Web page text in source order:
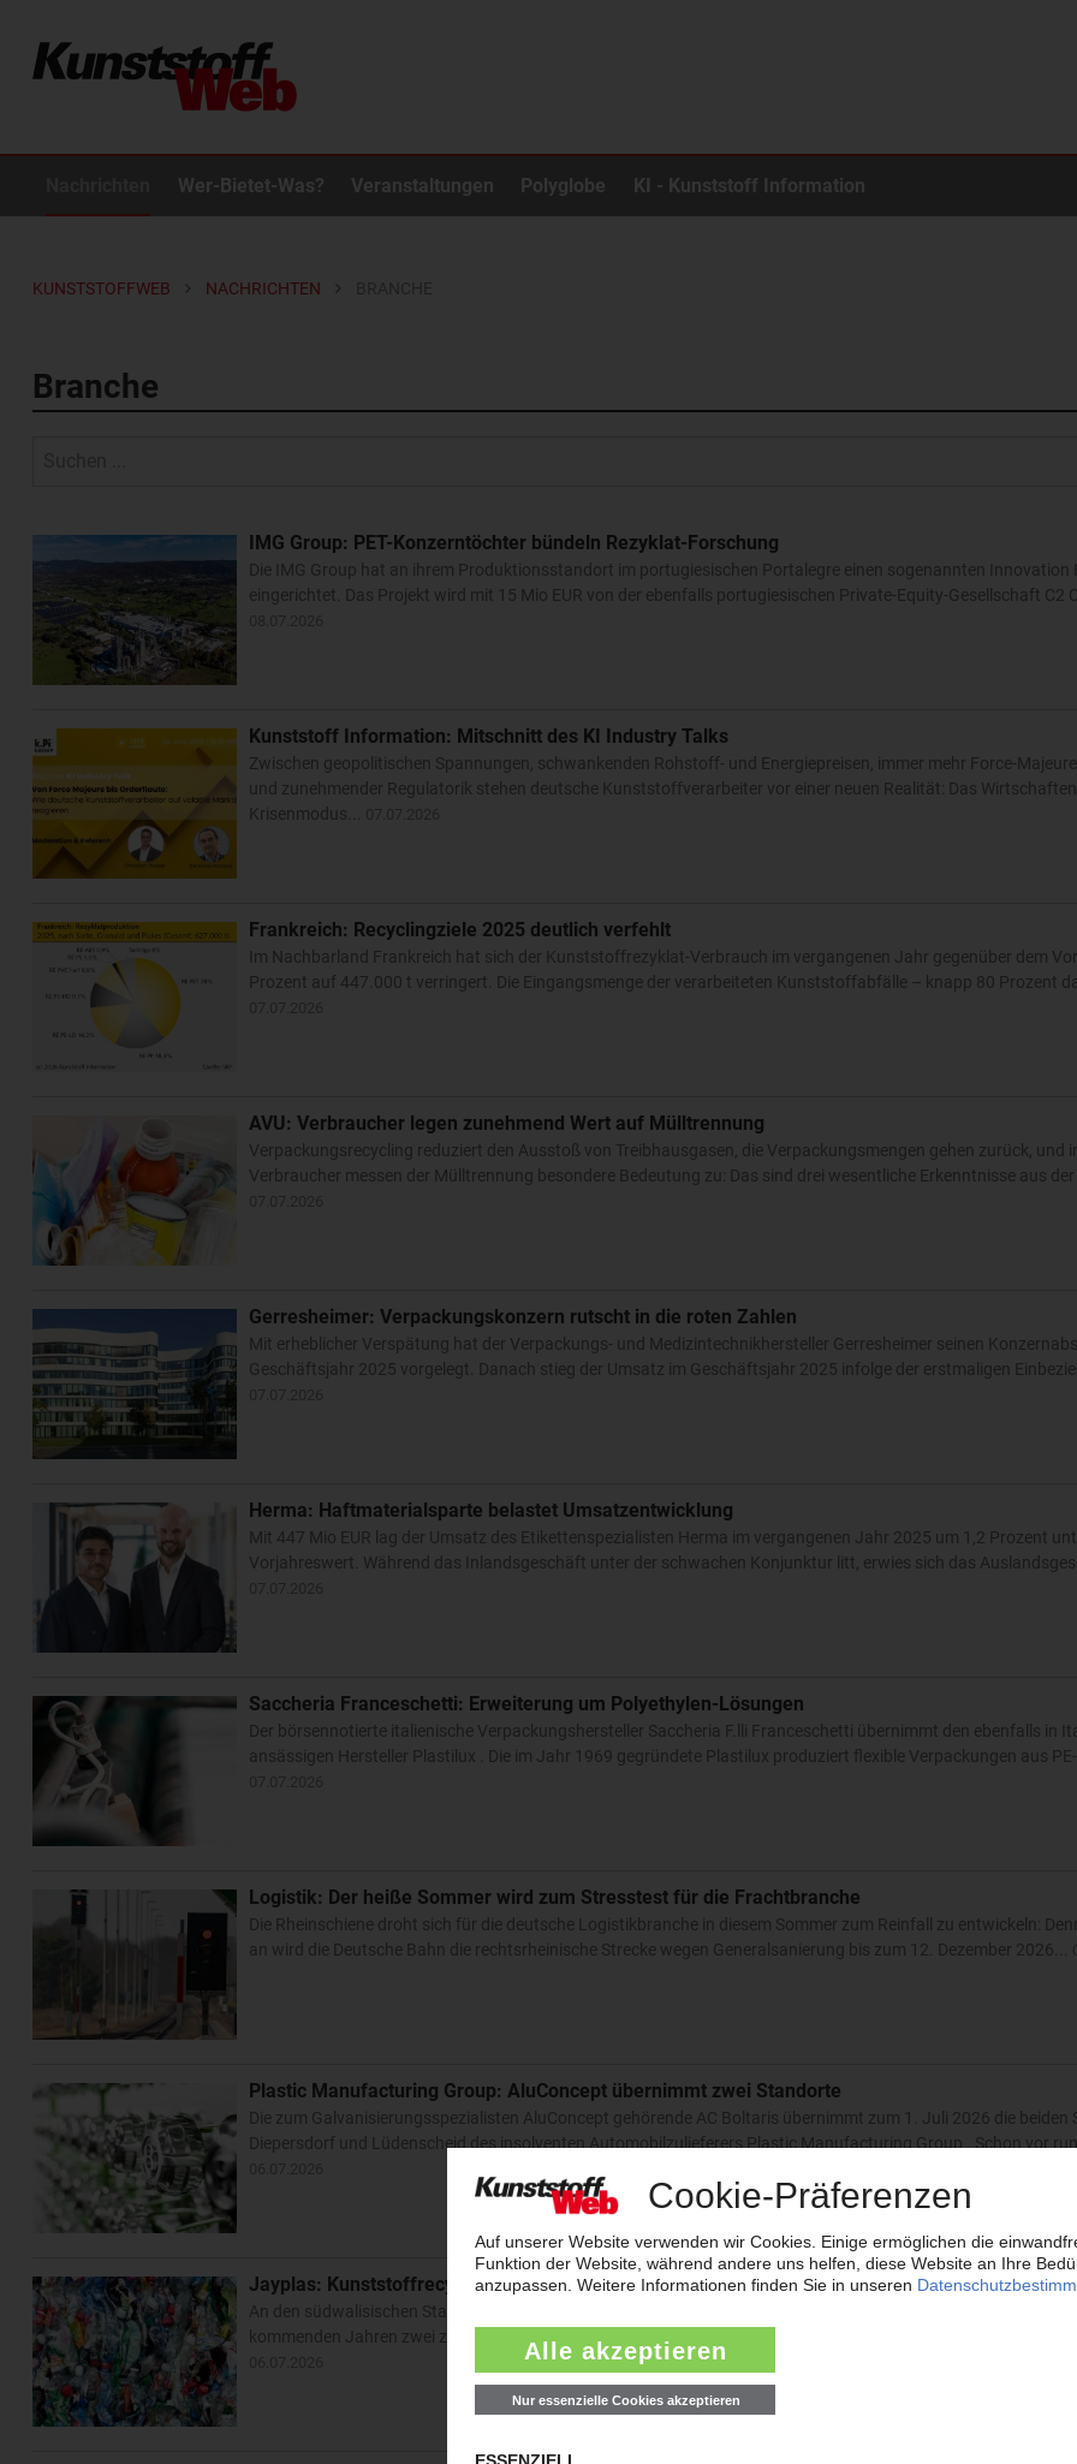
Wer-Bietet-Was? Veranstaltungen Polyglobe KI - Kunststoff Information
KUNSTSTOFFWEB NACHRICHTEN
Branche
IMG Group: PET-Konzerntöchter bündeln Rezyklat-Forschung
Die IMG Group hat an ihrem Produktionsstandort im portugiesischen Portalegre einen sogenannten Innovation
eingerichtet. Das Projekt wird mit 15 Mio EUR von der ebenfalls portugiesischen Private-Equity-Gesellschaft C2
Kunststoff Information: Mitschnitt des KI Industry Talks
Zwischen geopolitischen Spannungen, schwankenden Rohstoff- und Energiepreisen, immer mehr Force-
und zunehmender Regulatorik stehen deutsche Kunststoffverarbeiter vor einer neuen Realität: Das
Krisenmodus...
Frankreich: Recyclingziele 2025 deutlich verfehlt
Im Nachbarland Frankreich hat sich der Kunststoffrezyklat-Verbrauch im vergangenen Jahr gegenüber dem
Prozent auf 447.000 t verringert. Die Eingangsmenge der verarbeiteten Kunststoffabfälle – knapp 80 Prozent
AVU: Verbraucher legen zunehmend Wert auf Mülltrennung
Verpackungsrecycling reduziert den Ausstoß von Treibhausgasen, die Verpackungsmengen gehen zurück, und
Verbraucher messen der Mülltrennung besondere Bedeutung zu: Das sind drei wesentliche Erkenntnisse aus der
Gerresheimer: Verpackungskonzern rutscht in die roten Zahlen
Mit erheblicher Verspätung hat der Verpackungs- und Medizintechnikhersteller Gerresheimer seinen
Geschäftsjahr 2025 vorgelegt. Danach stieg der Umsatz im Geschäftsjahr 2025 infolge der erstmaligen
Herma: Haftmaterialsparte belastet Umsatzentwicklung
Mit 447 Mio EUR lag der Umsatz des Etikettenspezialisten Herma im vergangenen Jahr 2025 um 1,2 Prozent
Vorjahreswert. Während das Inlandsgeschäft unter der schwachen Konjunktur litt, erwies sich das
Saccheria Franceschetti: Erweiterung um Polyethylen-Lösungen
Der börsennotierte italienische Verpackungshersteller Saccheria F.lli Franceschetti übernimmt den ebenfalls in
ansässigen Hersteller Plastilux . Die im Jahr 1969 gegründete Plastilux produziert flexible Verpackungen aus PE-
Logistik: Der heiße Sommer wird zum Stresstest für die Frachtbranche
Die Rheinschiene droht sich für die deutsche Logistikbranche in diesem Sommer zum Reinfall zu entwickeln:
an wird die Deutsche Bahn die rechtsrheinische Strecke wegen Generalsanierung bis zum 12. Dezember 2026...
Plastic Manufacturing Group: AluConcept übernimmt zwei Standorte
Die zum Galvanisierungsspezialisten AluConcept gehörende AC Boltaris übernimmt zum 1. Juli 2026 die beiden
Diepersdorf und Lüdenscheid des insolventen Automobilzulieferers Plastic Manufacturing Group . Schon vor
Jayplas: Kunststoffrecycler plant zwei Werke in Wales
An den südwalisischen Standorten Tredegar und Swansea will der Kunststoffrecycler und -verarbeiter Jayplas in
kommenden Jahren zwei zusätzliche Werke errichten. Vorgesehen ist vor allem der Aufbau von Kapazitäten für